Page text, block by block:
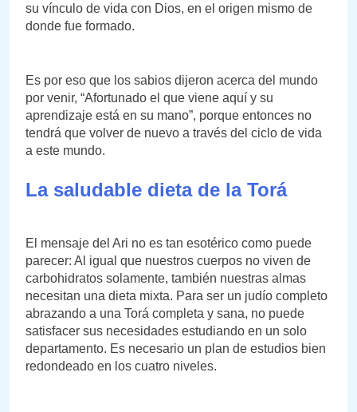
su vínculo de vida con Dios, en el origen mismo de
donde fue formado.
Es por eso que los sabios dijeron acerca del mundo
por venir, “Afortunado el que viene aquí y su
aprendizaje está en su mano”, porque entonces no
tendrá que volver de nuevo a través del ciclo de vida
a este mundo.
La saludable dieta de la Torá
El mensaje del Ari no es tan esotérico como puede
parecer: Al igual que nuestros cuerpos no viven de
carbohidratos solamente, también nuestras almas
necesitan una dieta mixta. Para ser un judío completo
abrazando a una Torá completa y sana, no puede
satisfacer sus necesidades estudiando en un solo
departamento. Es necesario un plan de estudios bien
redondeado en los cuatro niveles.